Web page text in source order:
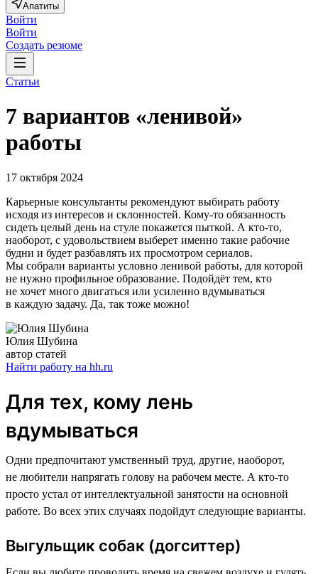
Апатиты
Войти
Войти
Создать резюме
Статьи
7 вариантов «ленивой»
работы
17 октября 2024
Карьерные консультанты рекомендуют выбирать работу
исходя из интересов и склонностей. Кому-то обязанность
сидеть целый день на стуле покажется пыткой. А кто-то,
наоборот, с удовольствием выберет именно такие рабочие
будни и будет разбавлять их просмотром сериалов.
Мы собрали варианты условно ленивой работы, для которой
не нужно профильное образование. Подойдёт тем, кто
не хочет много двигаться или усиленно вдумываться
в каждую задачу. Да, так тоже можно!
Юлия Шубина
автор статей
Найти работу на hh.ru
Для тех, кому лень
вдумываться
Одни предпочитают умственный труд, другие, наоборот,
не любители напрягать голову на рабочем месте. А кто-то
просто устал от интеллектуальной занятости на основной
работе. Во всех этих случаях подойдут следующие варианты.
Выгульщик собак (догситтер)